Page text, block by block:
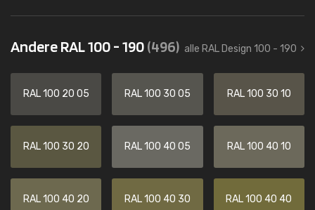
Andere RAL 100 - 190(496) alle RAL Design 100 - 190
RAL 100 20 05 RAL 100 30 05 RAL 100 30 10
RAL 100 30 20 RAL 100 40 05 RAL 100 40 10
RAL 100 40 20 RAL 100 40 30 RAL 100 40 40